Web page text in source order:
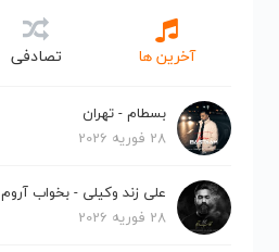
آخرین ها تصادفی
بسطام - تهران
28 فوریه 2026
علی زند وکیلی - بخواب آروم
28 فوریه 2026